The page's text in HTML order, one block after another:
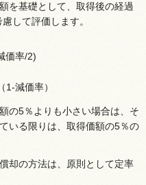
を基礎として、取得後の経過
して評価します。
価率/2)
減価率）
の5％よりも小さい場合は、そ
いる限りは、取得価額の5％の
却の方法は、原則として定率